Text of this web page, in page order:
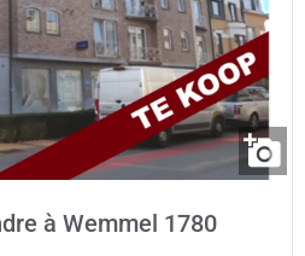
à Wemmel 1780